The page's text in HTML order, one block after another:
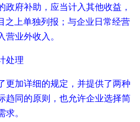
府补助，应当计入其他收益，
之上单独列报；与企业日常经营
业外收入。
处理
更加详细的规定，并提供了两种
趋同的原则，也允许企业选择简
求。